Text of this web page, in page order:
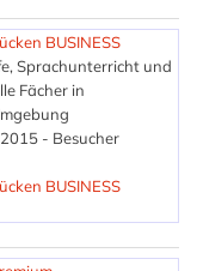
BUSINESS
Sprachunterricht und
Fächer in
- Besucher
BUSINESS